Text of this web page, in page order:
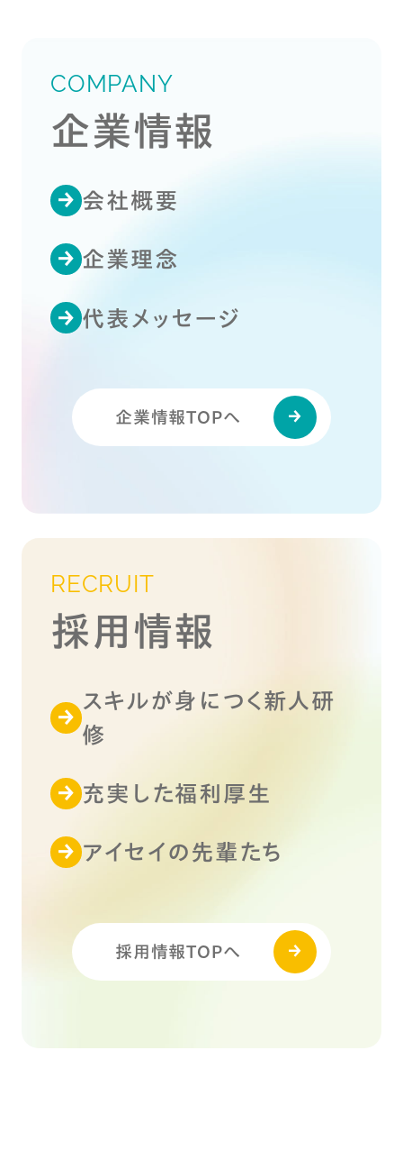
COMPANY
企業情報
会社概要
企業理念
代表メッセージ
企業情報TOPへ
RECRUIT
採用情報
スキルが身につく新人研
修
充実した福利厚生
アイセイの先輩たち
採用情報TOPへ